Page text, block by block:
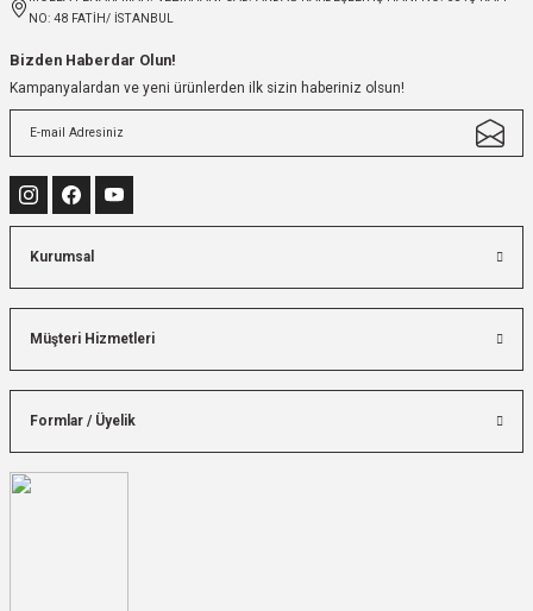
NO: 48 FATİH/ İSTANBUL
Bizden Haberdar Olun!
Kampanyalardan ve yeni ürünlerden ilk sizin haberiniz olsun!
Kurumsal
Müşteri Hizmetleri
Formlar / Üyelik